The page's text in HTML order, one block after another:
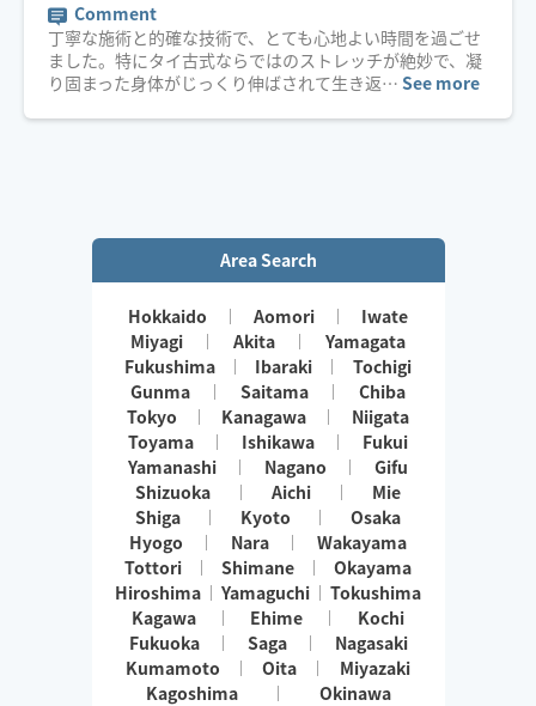
Comment
丁寧な施術と的確な技術で、とても心地よい時間を過ごせ
ました。特にタイ古式ならではのストレッチが絶妙で、凝
り固まった身体がじっくり伸ばされて生き返… See more
Area Search
Hokkaido Aomori
Iwate
Miyagi
Akita
Yamagata
Fukushima
Ibaraki
Tochigi
Gunma
Saitama
Chiba
Tokyo
Kanagawa
Niigata
Toyama
Ishikawa
Fukui
Yamanashi
Nagano
Gifu
Shizuoka
Aichi
Mie
Shiga
Kyoto
Osaka
Hyogo
Nara
Wakayama
Tottori
Shimane
Okayama
Hiroshima
Yamaguchi
Tokushima
Kagawa
Ehime
Kochi
Fukuoka
Saga
Nagasaki
Kumamoto
Oita
Miyazaki
Kagoshima
Okinawa